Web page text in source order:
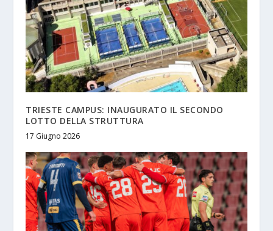
TRIESTE CAMPUS: INAUGURATO IL SECONDO
LOTTO DELLA STRUTTURA
17 Giugno 2026